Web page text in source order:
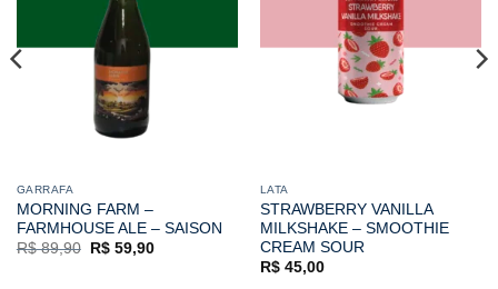
GARRAFA
MORNING FARM –
FARMHOUSE ALE – SAISON
R$89,90
O
R$59,90O
LATA
STRAWBERRY VANILLA
MILKSHAKE – SMOOTHIE
CREAM SOUR
R$45,00